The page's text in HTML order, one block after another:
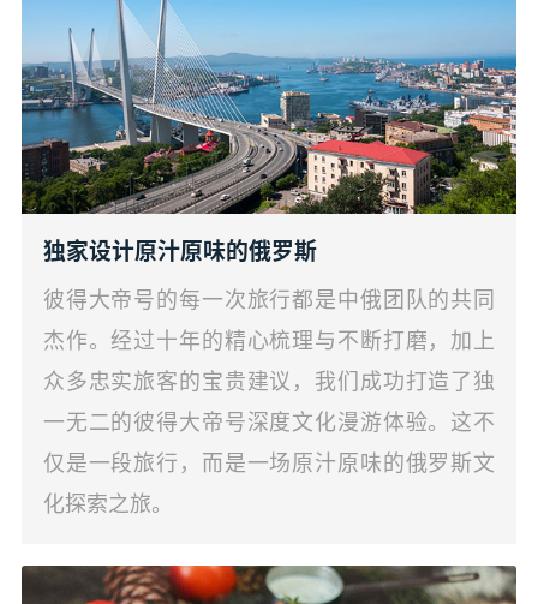
独家设计原汁原味的俄罗斯
彼得大帝号的每一次旅行都是中俄团队的共同
杰作。经过十年的精心梳理与不断打磨，加上
众多忠实旅客的宝贵建议，我们成功打造了独
一无二的彼得大帝号深度文化漫游体验。这不
仅是一段旅行，而是一场原汁原味的俄罗斯文
化探索之旅。